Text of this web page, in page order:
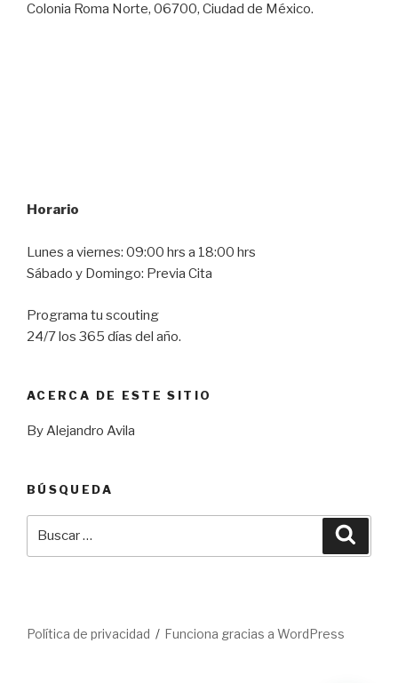
Colonia Roma Norte, 06700, Ciudad de México.
Horario
Lunes a viernes: 09:00 hrs a 18:00 hrs
Sábado y Domingo: Previa Cita
Programa tu scouting
24/7 los 365 días del año.
ACERCA DE ESTE SITIO
By Alejandro Avila
BÚSQUEDA
Política de privacidad Funciona gracias a WordPress